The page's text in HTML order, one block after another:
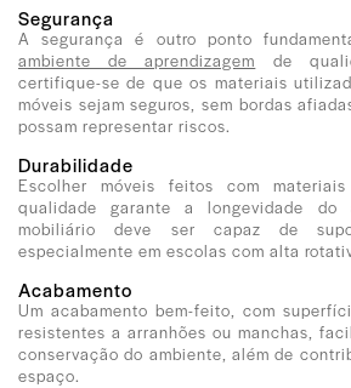
Segurança
A segurança é outro ponto
ambiente de aprendizagem de
certifique-se de que os materiais
móveis sejam seguros, sem bordas
possam representar riscos.
Durabilidade
Escolher móveis feitos com
qualidade garante a longevidade do
mobiliário deve ser capaz de
especialmente em escolas com alta
Acabamento
Um acabamento bem-feito, com
resistentes a arranhões ou manchas,
conservação do ambiente, além de
espaço.